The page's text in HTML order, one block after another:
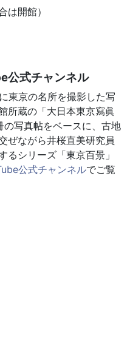
は開館）
公式チャンネル
東京の名所を撮影した写
所蔵の「大日本東京寫眞
写真帖をベースに、古地
ぜながら井桜直美研究員
るシリーズ「東京百景」
公式チャンネルでご覧